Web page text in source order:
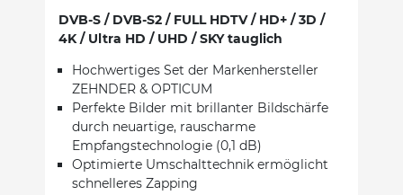
DVB-S / DVB-S2 / FULL HDTV / HD+ / 3D /
4K / Ultra HD / UHD / SKY tauglich
Hochwertiges Set der Markenhersteller
ZEHNDER & OPTICUM
Perfekte Bilder mit brillanter Bildschärfe
durch neuartige, rauscharme
Empfangstechnologie (0,1 dB)
Optimierte Umschalttechnik ermöglicht
schnelleres Zapping